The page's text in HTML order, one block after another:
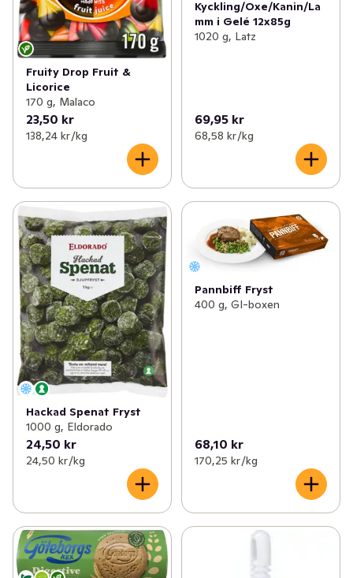
Fruity Drop Fruit &
Licorice
170 g, Malaco
23,50 kr
138,24 kr /kg
Kyckling/Oxe/Kanin/La
mm i Gelé 12x85g
1020 g, Latz
69,95 kr
68,58 kr /kg
Hackad Spenat Fryst
1000 g, Eldorado
24,50 kr
24,50 kr /kg
Pannbiff Fryst
400 g, GI-boxen
68,10 kr
170,25 kr /kg